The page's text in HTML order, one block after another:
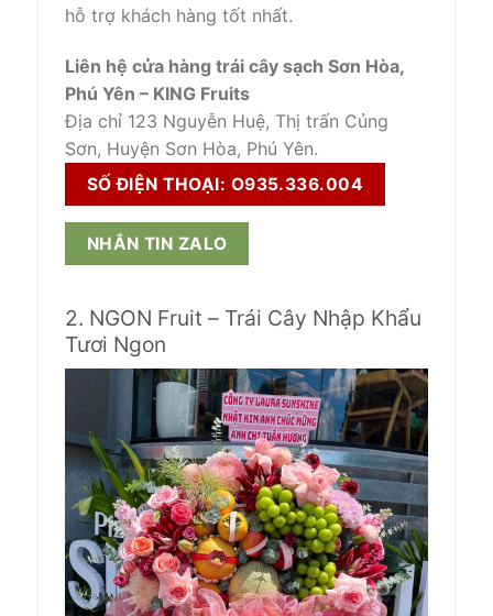
hỗ trợ khách hàng tốt nhất.
Liên hệ cửa hàng trái cây sạch Sơn Hòa,
Phú Yên – KING Fruits
Địa chỉ 123 Nguyễn Huệ, Thị trấn Củng
Sơn, Huyện Sơn Hòa, Phú Yên.
SỐ ĐIỆN THOẠI: O935.336.004
NHẮN TIN ZALO
2. NGON Fruit – Trái Cây Nhập Khẩu
Tươi Ngon